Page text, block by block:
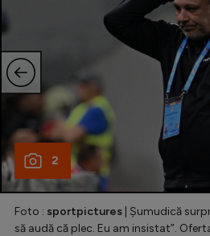
Formula 1
Gimnastică
Rugby
Ciclism
Alte sporturi
JO 2024
JO 2026
2
Foto : sportpictures | Șumudică
să audă că plec. Eu am insistat”.